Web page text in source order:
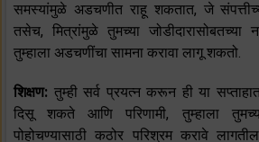
समस्यांमुळे अडचणीत राहू शकतात, जे
तसेच, मित्रांमुळे तुमच्या जोडीदारासोबतच्या
तुम्हाला अडचणींचा सामना करावा लागू शकतो.
शिक्षण: तुम्ही सर्व प्रयत्न करून ही या
दिसू शकते आणि परिणामी, तुम्हाला
पोहोचण्यासाठी कठोर परिश्रम करावे